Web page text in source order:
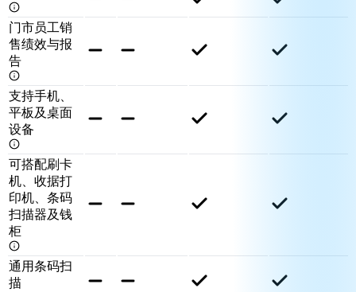
门市员工销
售绩效与报
告
支持手机、
平板及桌面
设备
可搭配刷卡
机、收据打
印机、条码
扫描器及钱
柜
通用条码扫
描